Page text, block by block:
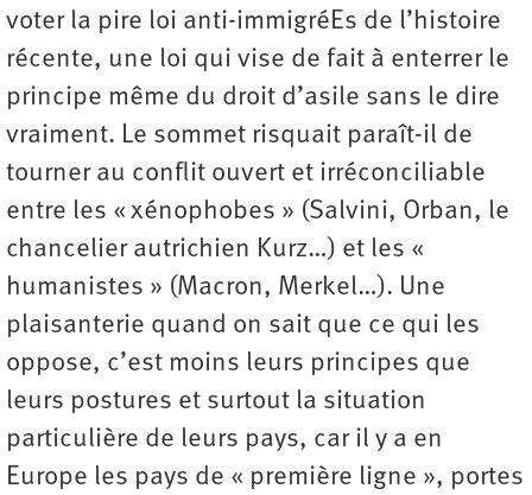
voter la pire loi anti-immigréEs de l’histoire
récente, une loi qui vise de fait à enterrer le
principe même du droit d’asile sans le dire
vraiment. Le sommet risquait paraît-il de
tourner au conflit ouvert et irréconciliable
entre les « xénophobes » (Salvini, Orban, le
chancelier autrichien Kurz…) et les «
humanistes » (Macron, Merkel…). Une
plaisanterie quand on sait que ce qui les
oppose, c’est moins leurs principes que
leurs postures et surtout la situation
particulière de leurs pays, car il y a en
Europe les pays de « première ligne », portes